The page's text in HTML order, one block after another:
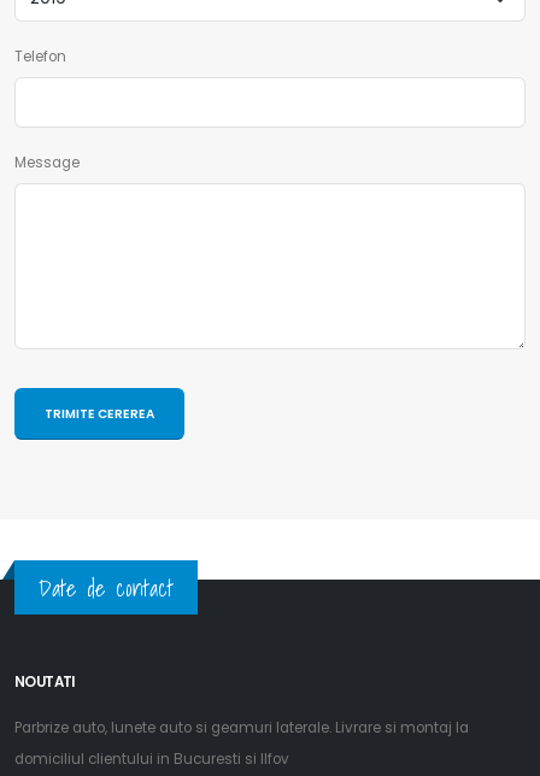
Telefon
Message
Date de contact
NOUTATI
Parbrize auto, lunete auto si geamuri laterale. Livrare si montaj la
domiciliul clientului in Bucuresti si Ilfov